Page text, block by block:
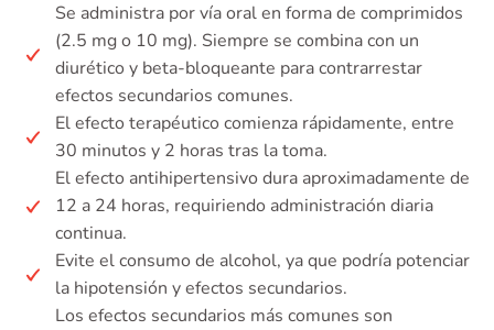
Se administra por vía oral en forma de comprimidos
(2.5 mg o 10 mg). Siempre se combina con un
diurético y beta-bloqueante para contrarrestar
efectos secundarios comunes.
El efecto terapéutico comienza rápidamente, entre
30 minutos y 2 horas tras la toma.
El efecto antihipertensivo dura aproximadamente de
12 a 24 horas, requiriendo administración diaria
continua.
Evite el consumo de alcohol, ya que podría potenciar
la hipotensión y efectos secundarios.
Los efectos secundarios más comunes son